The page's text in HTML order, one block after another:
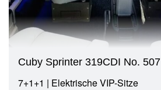
Cuby Sprinter 319CDI No. 507
7+1+1 | Elektrische VIP-Sitze